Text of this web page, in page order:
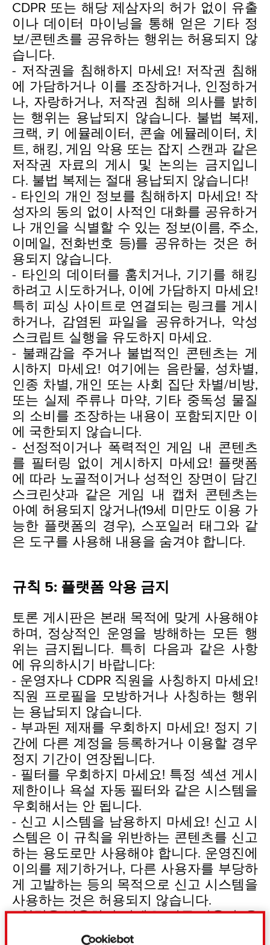
CDPR 또는 해당 제삼자의 허가 없이 유출
이나 데이터 마이닝을 통해 얻은 기타 정
보/콘텐츠를 공유하는 행위는 허용되지 않
습니다.
- 저작권을 침해하지 마세요! 저작권 침해
에 가담하거나 이를 조장하거나, 인정하거
나, 자랑하거나, 저작권 침해 의사를 밝히
는 행위는 용납되지 않습니다. 불법 복제,
크랙, 키 에뮬레이터, 콘솔 에뮬레이터, 치
트, 해킹, 게임 악용 또는 잡지 스캔과 같은
저작권 자료의 게시 및 논의는 금지입니
다. 불법 복제는 절대 용납되지 않습니다!
- 타인의 개인 정보를 침해하지 마세요! 작
성자의 동의 없이 사적인 대화를 공유하거
나 개인을 식별할 수 있는 정보(이름, 주소,
이메일, 전화번호 등)를 공유하는 것은 허
용되지 않습니다.
- 타인의 데이터를 훔치거나, 기기를 해킹
하려고 시도하거나, 이에 가담하지 마세요!
특히 피싱 사이트로 연결되는 링크를 게시
하거나, 감염된 파일을 공유하거나, 악성
스크립트 실행을 유도하지 마세요.
- 불쾌감을 주거나 불법적인 콘텐츠는 게
시하지 마세요! 여기에는 음란물, 성차별,
인종 차별, 개인 또는 사회 집단 차별/비방,
또는 실제 주류나 마약, 기타 중독성 물질
의 소비를 조장하는 내용이 포함되지만 이
에 국한되지 않습니다.
- 선정적이거나 폭력적인 게임 내 콘텐츠
를 필터링 없이 게시하지 마세요! 플랫폼
에 따라 노골적이거나 성적인 장면이 담긴
스크린샷과 같은 게임 내 캡처 콘텐츠는
아예 허용되지 않거나(19세 미만도 이용 가
능한 플랫폼의 경우), 스포일러 태그와 같
은 도구를 사용해 내용을 숨겨야 합니다.
규칙 5: 플랫폼 악용 금지
토론 게시판은 본래 목적에 맞게 사용해야
하며, 정상적인 운영을 방해하는 모든 행
위는 금지됩니다. 특히 다음과 같은 사항
에 유의하시기 바랍니다:
- 운영자나 CDPR 직원을 사칭하지 마세요!
직원 프로필을 모방하거나 사칭하는 행위
는 용납되지 않습니다.
- 부과된 제재를 우회하지 마세요! 정지 기
간에 다른 계정을 등록하거나 이용할 경우
정지 기간이 연장됩니다.
- 필터를 우회하지 마세요! 특정 섹션 게시
제한이나 욕설 자동 필터와 같은 시스템을
우회해서는 안 됩니다.
- 신고 시스템을 남용하지 마세요! 신고 시
스템은 이 규칙을 위반하는 콘텐츠를 신고
하는 용도로만 사용해야 합니다. 운영진에
이의를 제기하거나, 다른 사용자를 부당하
게 고발하는 등의 목적으로 신고 시스템을
사용하는 것은 허용되지 않습니다.
- 알림을 남용하지 마세요! 다른 사용자, 운
영자, 또는 CDPR 직원에게 반복적으로 불